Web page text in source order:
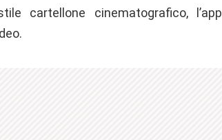
cartellone cinematografico, l’app